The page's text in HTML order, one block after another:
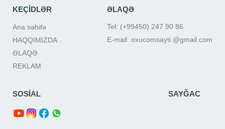
KEÇİDLƏR
Ana səhifə
HAQQIMIZDA
ƏLAQƏ
REKLAM
ƏLAQƏ
Tel: (+99450) 247 90 86
E-mail: oxucomsayti @gmail.com
SOSİAL SAYĞAC